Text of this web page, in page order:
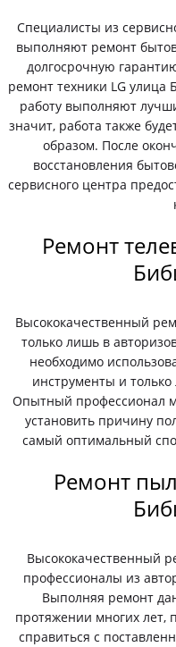
Специалисты из
выполняют ремонт
долгосрочную
ремонт техники LG улица
работу выполняют
значит, работа также
образом. После
восстановления
сервисного центра
Ремонт
Высококачественный
только лишь в
необходимо
инструменты и
Опытный профессионал
установить причину
самый оптимальный
Ремонт
Высококачественный
профессионалы из
Выполняя ремонт
протяжении многих лет,
справиться с